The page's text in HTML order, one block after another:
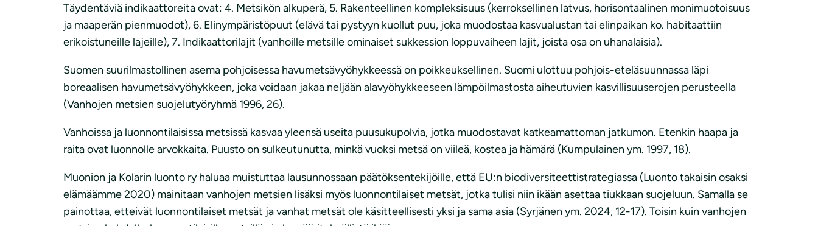
Täydentäviä indikaattoreita ovat: 4. Metsikön alkuperä, 5. Rakenteellinen kompleksisuus (kerroksellinen latvus, horisontaalinen monimuotoisuus
ja maaperän pienmuodot), 6. Elinympäristöpuut (elävä tai pystyyn kuollut puu, joka muodostaa kasvualustan tai elinpaikan ko. habitaattiin
erikoistuneille lajeille), 7. Indikaattorilajit (vanhoille metsille ominaiset sukkession loppuvaiheen lajit, joista osa on uhanalaisia).
Suomen suurilmastollinen asema pohjoisessa havumetsävyöhykkeessä on poikkeuksellinen. Suomi ulottuu pohjois-eteläsuunnassa läpi
boreaalisen havumetsävyöhykkeen, joka voidaan jakaa neljään alavyöhykkeeseen lämpöilmastosta aiheutuvien kasvillisuuserojen perusteella
(Vanhojen metsien suojelutyöryhmä 1996, 26).
Vanhoissa ja luonnontilaisissa metsissä kasvaa yleensä useita puusukupolvia, jotka muodostavat katkeamattoman jatkumon. Etenkin haapa ja
raita ovat luonnolle arvokkaita. Puusto on sulkeutunutta, minkä vuoksi metsä on viileä, kostea ja hämärä (Kumpulainen ym. 1997, 18).
Muonion ja Kolarin luonto ry haluaa muistuttaa lausunnossaan päätöksentekijöille, että EU:n biodiversiteettistrategiassa (Luonto takaisin osaksi
elämäämme 2020) mainitaan vanhojen metsien lisäksi myös luonnontilaiset metsät, jotka tulisi niin ikään asettaa tiukkaan suojeluun. Samalla se
painottaa, etteivät luonnontilaiset metsät ja vanhat metsät ole käsitteellisesti yksi ja sama asia (Syrjänen ym. 2024, 12-17). Toisin kuin vanhojen